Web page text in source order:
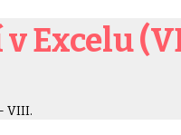
Excelu
VIII.